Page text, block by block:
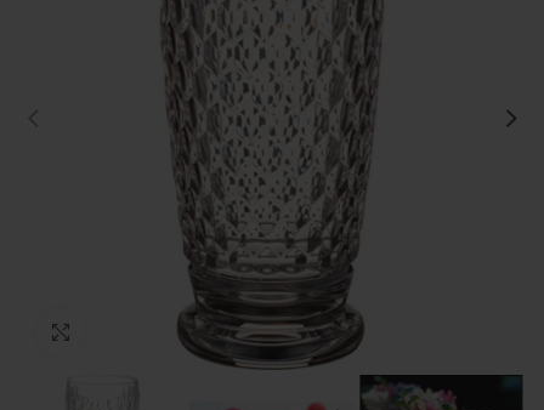
Clic para ampliar